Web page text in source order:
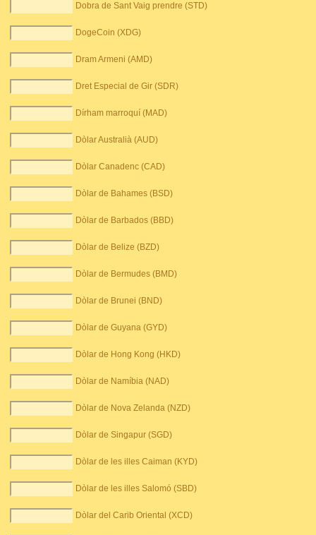
Dobra de Sant Vaig prendre (STD)
DogeCoin (XDG)
Dram Armeni (AMD)
Dret Especial de Gir (SDR)
Dírham marroquí (MAD)
Dòlar Australià (AUD)
Dòlar Canadenc (CAD)
Dòlar de Bahames (BSD)
Dòlar de Barbados (BBD)
Dòlar de Belize (BZD)
Dòlar de Bermudes (BMD)
Dòlar de Brunei (BND)
Dòlar de Guyana (GYD)
Dòlar de Hong Kong (HKD)
Dòlar de Namíbia (NAD)
Dòlar de Nova Zelanda (NZD)
Dòlar de Singapur (SGD)
Dòlar de les illes Caiman (KYD)
Dòlar de les illes Salomó (SBD)
Dòlar del Carib Oriental (XCD)